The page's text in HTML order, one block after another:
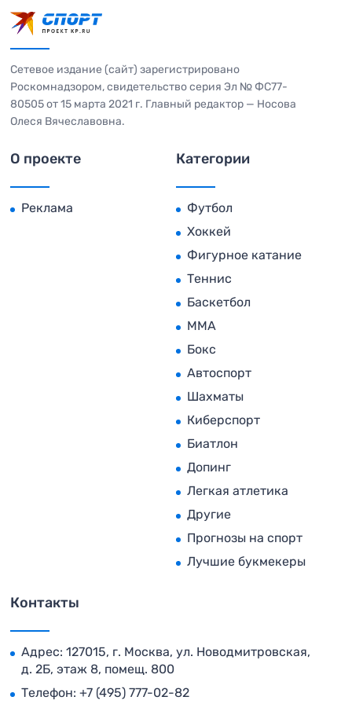
Сетевое издание (сайт) зарегистрировано
Роскомнадзором, свидетельство серия Эл № ФС77-
80505 от 15 марта 2021 г. Главный редактор — Носова
Олеся Вячеславовна.
О проекте
Реклама
Категории
Футбол
Хоккей
Фигурное катание
Теннис
Баскетбол
MMA
Бокс
Автоспорт
Шахматы
Киберспорт
Биатлон
Допинг
Легкая атлетика
Другие
Прогнозы на спорт
Лучшие букмекеры
Контакты
Адрес: 127015, г. Москва, ул. Новодмитровская,
д. 2Б, этаж 8, помещ. 800
Телефон: +7 (495) 777-02-82